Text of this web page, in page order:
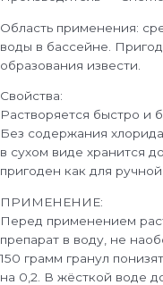
Область применения:
воды в бассейне.
образования извести.
Свойства:
Растворяется быстро и
Без содержания хлорида
в сухом виде хранится
пригоден как для
ПРИМЕНЕНИЕ:
Перед применением
препарат в воду, не
150 грамм гранул
на 0,2. В жёсткой воде